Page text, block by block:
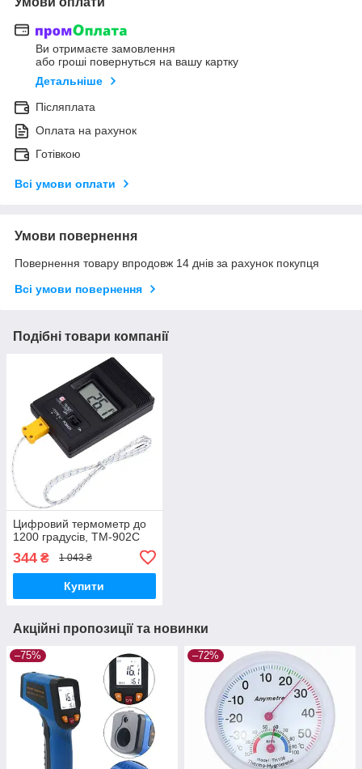
Ви отримаєте замовлення
або гроші повернуться на вашу картку
Детальніше
Післяплата
Оплата на рахунок
Готівкою
Всі умови оплати
Умови повернення
Повернення товару впродовж 14 днів за рахунок покупця
Всі умови повернення
Подібні товари компанії
Цифровий термометр до
1200 градусів, TM-902C
344 ₴ 1 043 ₴
Купити
Акційні пропозиції та новинки
–75% –72%